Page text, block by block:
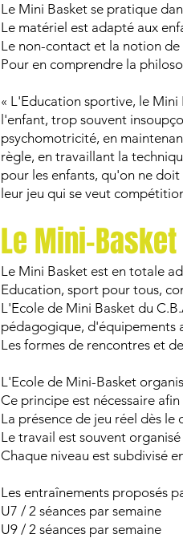
Le Mini Basket se pratique
Le matériel est adapté aux
Le non-contact et la notion
Pour en comprendre la
« L'Education sportive, le
l'enfant, trop souvent
psychomotricité, en
règle, en travaillant la
pour les enfants, qu'on ne
leur jeu qui se veut
Le Mini-Basket
Le Mini Basket est en totale
Education, sport pour tous,
L'Ecole de Mini Basket du
pédagogique, d'équipements
Les formes de rencontres et
L'Ecole de Mini-Basket
Ce principe est nécessaire
La présence de jeu réel dès
Le travail est souvent
Chaque niveau est subdivisé
Les entraînements proposés
U7 / 2 séances par semaine
U9 / 2 séances par semaine